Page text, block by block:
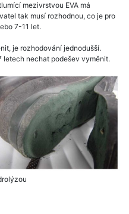
mezivrstvou EVA má
tak musí rozhodnou, co je pro
7-11 let.
je rozhodování jednodušší.
nechat podešev vyměnit.